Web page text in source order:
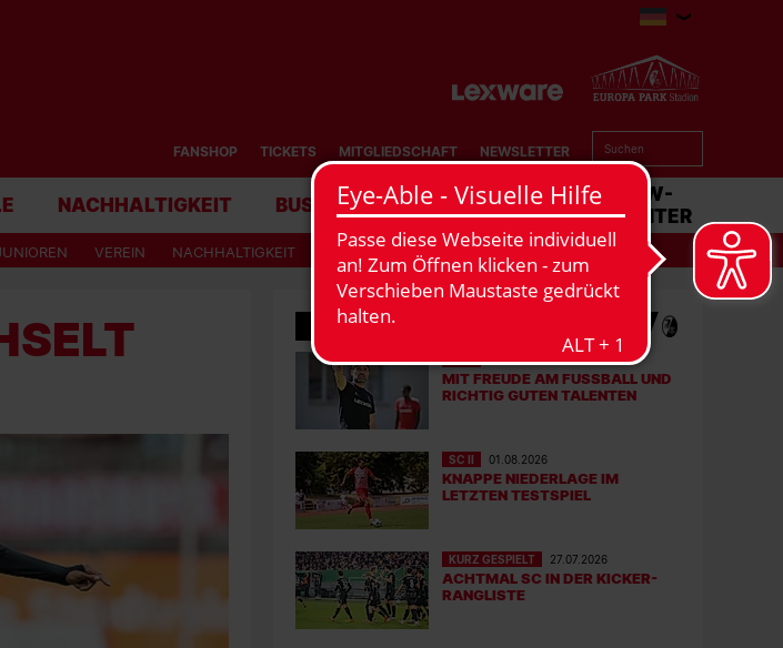
FANSHOP TICKETS MITGLIEDSCHAFT NEWSLETTER
NACHHALTIGKEIT BUSINESS STADION MATCHCENTER
VEREIN NACHHALTIGKEIT
SC II 05.08.2026
MIT FREUDE AM FUSSBALL UND R
ICHTIG GUTEN TALENTEN
SC II 01.08.2026
KNAPPE NIEDERLAGE IM
LETZTEN TESTSPIEL
KURZ GESPIELT 27.07.2026
ACHTMAL SC IN DER KICKER-
RANGLISTE